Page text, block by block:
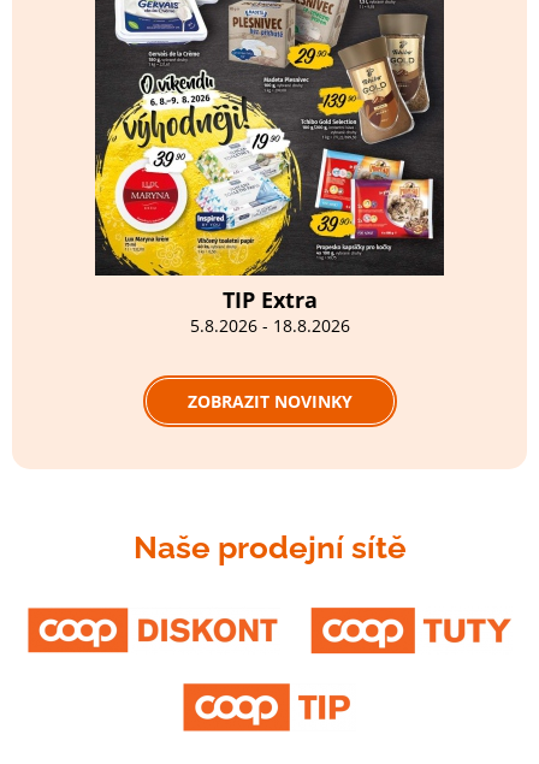
TIP Extra
5.8.2026 - 18.8.2026
ZOBRAZIT NOVINKY
Naše prodejní sítě